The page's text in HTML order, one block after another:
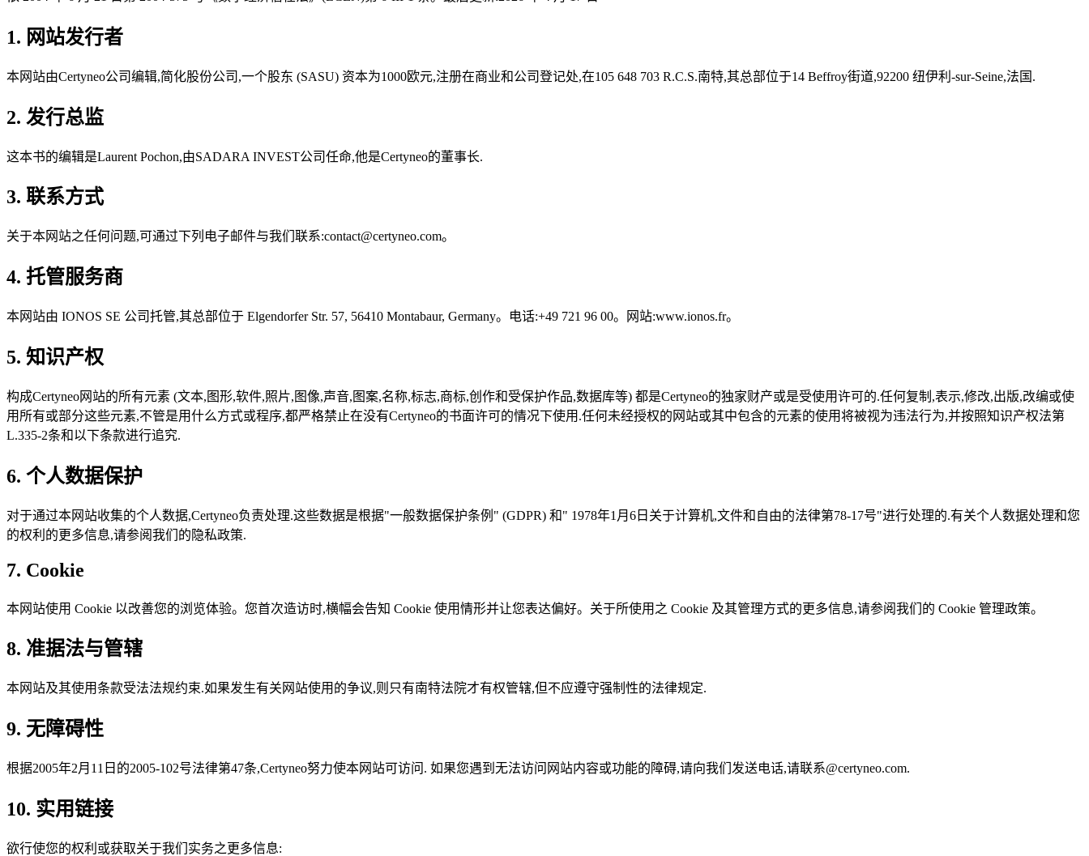
1. 网站发行者
本网站由Certyneo公司编辑,简化股份公司,一个股东 (SASU) 资本为1000欧元,注册在商业和公司登记处,在105 648 703 R.C.S.南特,其总部位于14 Beffroy街道,92200 纽伊利-sur-Seine,法国.
2. 发行总监
这本书的编辑是Laurent Pochon,由SADARA INVEST公司任命,他是Certyneo的董事长.
3. 联系方式
关于本网站之任何问题,可通过下列电子邮件与我们联系:contact@certyneo.com。
4. 托管服务商
本网站由 IONOS SE 公司托管,其总部位于 Elgendorfer Str. 57, 56410 Montabaur, Germany。电话:+49 721 96 00。网站:www.ionos.fr。
5. 知识产权
构成Certyneo网站的所有元素 (文本,图形,软件,照片,图像,声音,图案,名称,标志,商标,创作和受保护作品,数据库等) 都是Certyneo的独家财产或是受使用许可的.任何复制,表示,修改,出版,改编或使
用所有或部分这些元素,不管是用什么方式或程序,都严格禁止在没有Certyneo的书面许可的情况下使用.任何未经授权的网站或其中包含的元素的使用将被视为违法行为,并按照知识产权法第
L.335-2条和以下条款进行追究.
6. 个人数据保护
对于通过本网站收集的个人数据,Certyneo负责处理.这些数据是根据"一般数据保护条例" (GDPR) 和" 1978年1月6日关于计算机,文件和自由的法律第78-17号"进行处理的.有关个人数据处理和您
的权利的更多信息,请参阅我们的隐私政策.
7. Cookie
本网站使用 Cookie 以改善您的浏览体验。您首次造访时,横幅会告知 Cookie 使用情形并让您表达偏好。关于所使用之 Cookie 及其管理方式的更多信息,请参阅我们的 Cookie 管理政策。
8. 准据法与管辖
本网站及其使用条款受法法规约束.如果发生有关网站使用的争议,则只有南特法院才有权管辖,但不应遵守强制性的法律规定.
9. 无障碍性
根据2005年2月11日的2005-102号法律第47条,Certyneo努力使本网站可访问. 如果您遇到无法访问网站内容或功能的障碍,请向我们发送电话,请联系@certyneo.com.
10. 实用链接
欲行使您的权利或获取关于我们实务之更多信息: